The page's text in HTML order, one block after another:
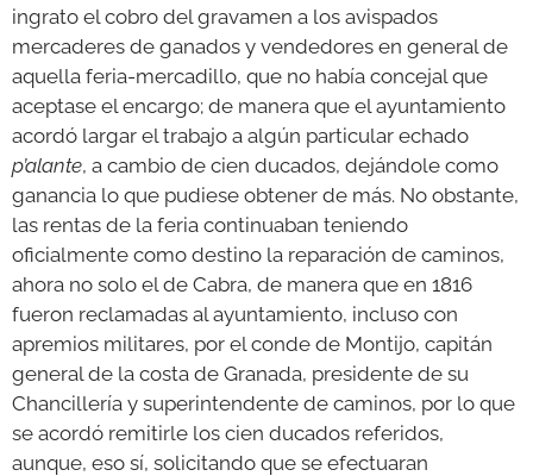
ingrato el cobro del gravamen a los avispados
mercaderes de ganados y vendedores en general de
aquella feria-mercadillo, que no había concejal que
aceptase el encargo; de manera que el ayuntamiento
acordó largar el trabajo a algún particular echado
p’alante, a cambio de cien ducados, dejándole como
ganancia lo que pudiese obtener de más. No obstante,
las rentas de la feria continuaban teniendo
oficialmente como destino la reparación de caminos,
ahora no solo el de Cabra, de manera que en 1816
fueron reclamadas al ayuntamiento, incluso con
apremios militares, por el conde de Montijo, capitán
general de la costa de Granada, presidente de su
Chancillería y superintendente de caminos, por lo que
se acordó remitirle los cien ducados referidos,
aunque, eso sí, solicitando que se efectuaran